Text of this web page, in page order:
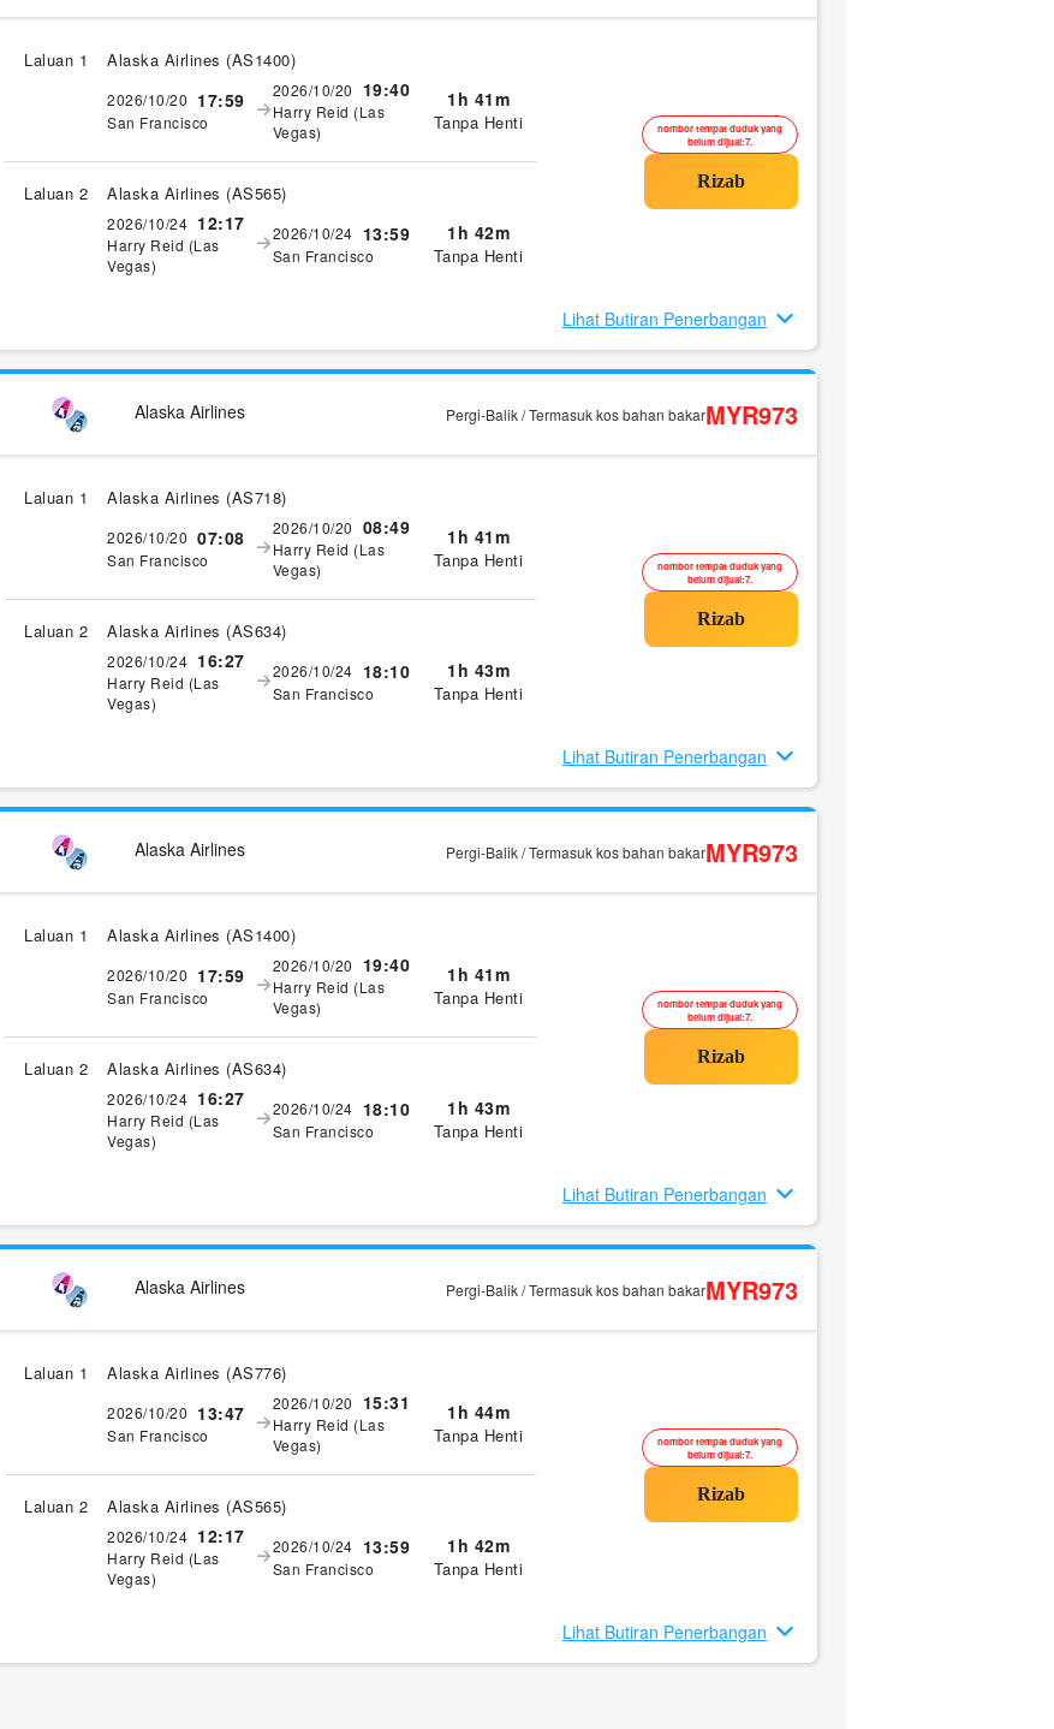
Laluan 1 Alaska Airlines (AS1400)
2026/10/20 17:59
San Francisco
2026/10/20 19:40
Harry Reid (Las
Vegas)
1h 41m
Tanpa Henti
Laluan 2 Alaska Airlines (AS565)
2026/10/24 12:17
Harry Reid (Las
Vegas)
2026/10/24 13:59
San Francisco
1h 42m
Tanpa Henti
nombor tempat duduk yang
belum dijual:7.
Lihat Butiran Penerbangan
Alaska Airlines Pergi-Balik / Termasuk kos bahan bakarMYR973
Laluan 1 Alaska Airlines (AS718)
2026/10/20 07:08
San Francisco
2026/10/20 08:49
Harry Reid (Las
Vegas)
1h 41m
Tanpa Henti
Laluan 2 Alaska Airlines (AS634)
2026/10/24 16:27
Harry Reid (Las
Vegas)
2026/10/24 18:10
San Francisco
1h 43m
Tanpa Henti
nombor tempat duduk yang
belum dijual:7.
Lihat Butiran Penerbangan
Alaska Airlines Pergi-Balik / Termasuk kos bahan bakarMYR973
Laluan 1 Alaska Airlines (AS1400)
2026/10/20 17:59
San Francisco
2026/10/20 19:40
Harry Reid (Las
Vegas)
1h 41m
Tanpa Henti
Laluan 2 Alaska Airlines (AS634)
2026/10/24 16:27
Harry Reid (Las
Vegas)
2026/10/24 18:10
San Francisco
1h 43m
Tanpa Henti
nombor tempat duduk yang
belum dijual:7.
Lihat Butiran Penerbangan
Alaska Airlines Pergi-Balik / Termasuk kos bahan bakarMYR973
Laluan 1 Alaska Airlines (AS776)
2026/10/20 13:47
San Francisco
2026/10/20 15:31
Harry Reid (Las
Vegas)
1h 44m
Tanpa Henti
Laluan 2 Alaska Airlines (AS565)
2026/10/24 12:17
Harry Reid (Las
Vegas)
2026/10/24 13:59
San Francisco
1h 42m
Tanpa Henti
nombor tempat duduk yang
belum dijual:7.
Lihat Butiran Penerbangan